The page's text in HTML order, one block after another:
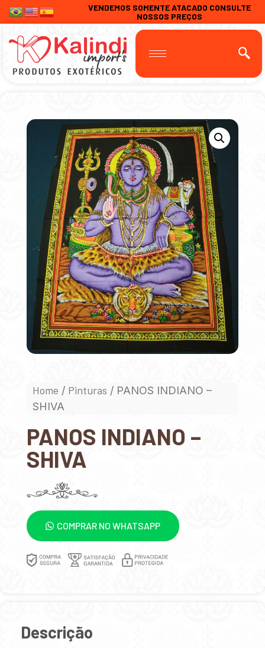
VENDEMOS SOMENTE ATACADO CONSULTE
NOSSOS PREÇOS
Home / Pinturas / PANOS INDIANO –
SHIVA
PANOS INDIANO –
SHIVA
COMPRAR NO WHATSAPP
Descrição